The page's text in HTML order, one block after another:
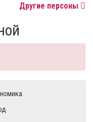
Другие персоны